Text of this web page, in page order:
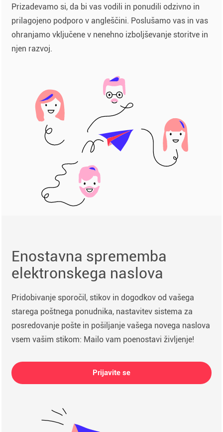
Prizadevamo si, da bi vas vodili in ponudili odzivno in
prilagojeno podporo v angleščini. Poslušamo vas in vas
ohranjamo vključene v nenehno izboljševanje storitve in
njen razvoj.
Enostavna sprememba
elektronskega naslova
Pridobivanje sporočil, stikov in dogodkov od vašega
starega poštnega ponudnika, nastavitev sistema za
posredovanje pošte in pošiljanje vašega novega naslova
vsem vašim stikom: Mailo vam poenostavi življenje!
Prijavite se